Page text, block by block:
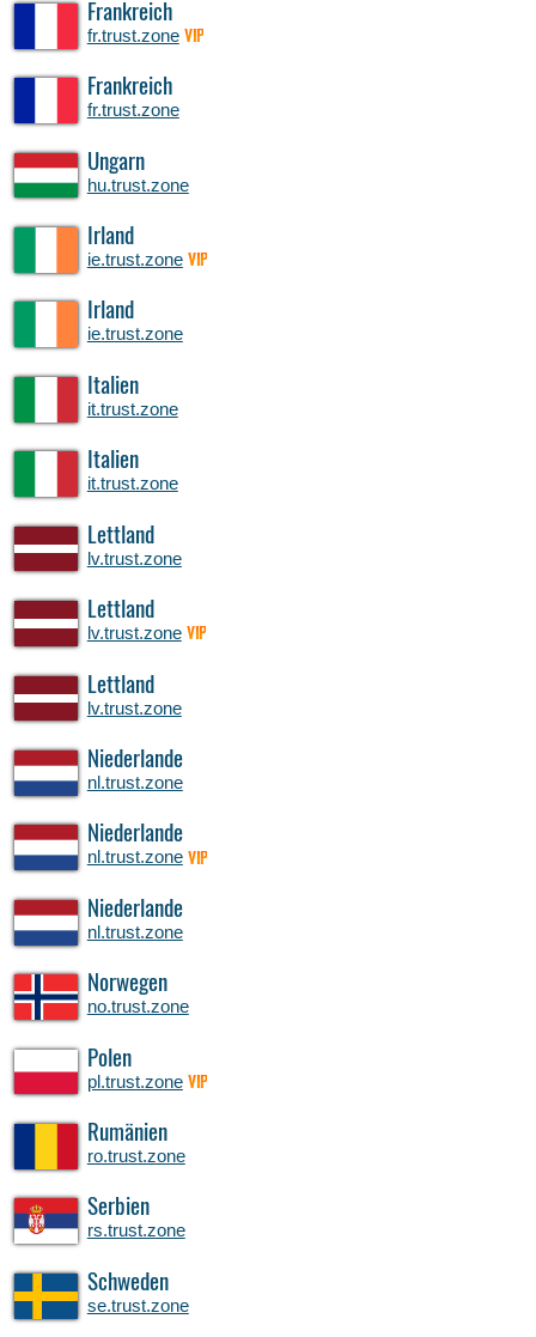
Frankreich
fr.trust.zone VIP
Frankreich
fr.trust.zone
Ungarn
hu.trust.zone
Irland
ie.trust.zone VIP
Irland
ie.trust.zone
Italien
it.trust.zone
Italien
it.trust.zone
Lettland
lv.trust.zone
Lettland
lv.trust.zone VIP
Lettland
lv.trust.zone
Niederlande
nl.trust.zone
Niederlande
nl.trust.zone VIP
Niederlande
nl.trust.zone
Norwegen
no.trust.zone
Polen
pl.trust.zone VIP
Rumänien
ro.trust.zone
Serbien
rs.trust.zone
Schweden
se.trust.zone